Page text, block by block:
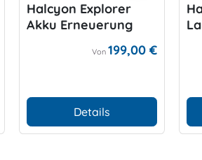
Halcyon Explorer
Akku Erneuerung
Von 199,00 €
Details